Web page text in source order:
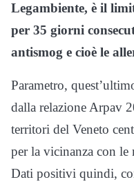
Legambiente, è il
per 35 giorni
antismog e cioè le
Parametro,
dalla relazione Arpav
territori del Veneto
per la vicinanza con
Dati positivi quindi,